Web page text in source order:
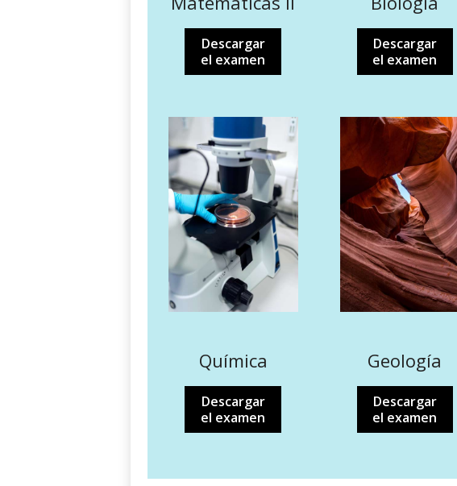
Descargar
el examen
Descargar
el examen
Química
Descargar
el examen
Geología
Descargar
el examen